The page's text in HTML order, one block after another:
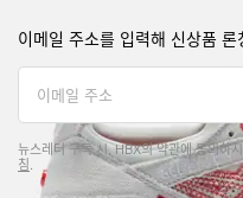
이메일 주소를 입력해 신상품
뉴스레터 구독 시, HBX의 약관에 동의하
침